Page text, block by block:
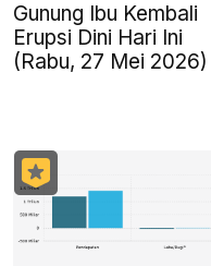
Gunung Ibu Kembali
Erupsi Dini Hari Ini
(Rabu, 27 Mei 2026)